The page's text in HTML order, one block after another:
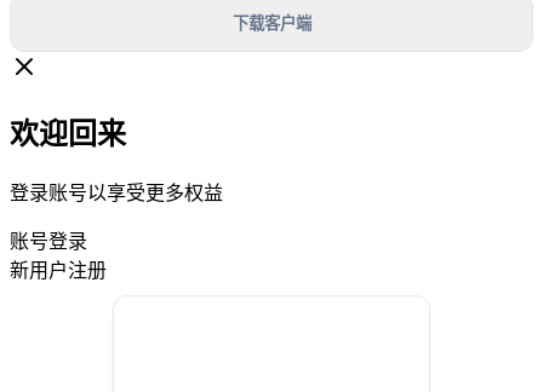
下载客户端
欢迎回来
登录账号以享受更多权益
账号登录
新用户注册